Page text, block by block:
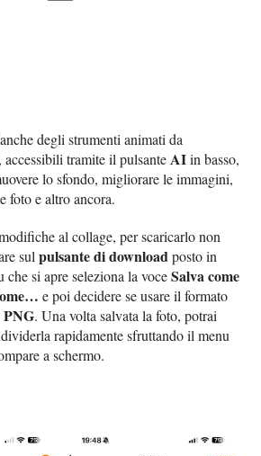
degli strumenti animati da
tramite il pulsante AIin basso,
lo sfondo, migliorare le immagini,
foto e altro ancora.
al collage, per scaricarlo non
sulpulsante di downloadposto in
che si apre seleziona la voceSalva come
e poi decidere se usare il formato
PNG. Una volta salvata la foto, potrai
rapidamente sfruttando il menu
a schermo.